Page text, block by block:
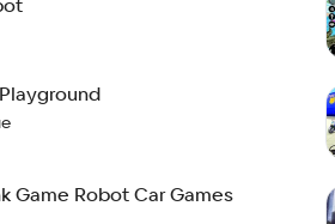
физика движения машин.
роботов! Попробуйте
все её преимущества.
Game Robot Car Games